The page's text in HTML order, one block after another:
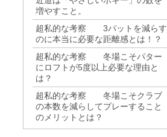
増やすこと。
超私的な考察 3パットを減らす
のに本当に必要な距離感とは！？
超私的な考察 冬場こそパター
にロフトが5度以上必要な理由と
は？
超私的な考察 冬場こそクラブ
の本数を減らしてプレーすること
のメリットとは？